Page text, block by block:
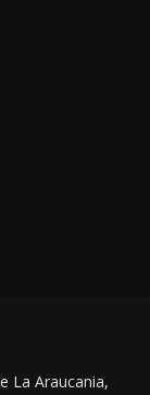
La Araucania,